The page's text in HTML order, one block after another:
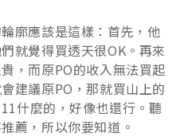
廓應該是這樣：首先，他
就覺得買透天很OK。再來
，而原PO的收入無法買起
建議原PO，那就買山上的
什麼的，好像也還行。聽
薦，所以你要知道。